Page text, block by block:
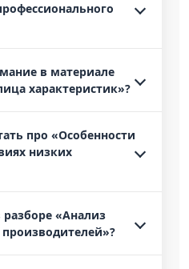
в материале
характеристик»?
про «Особенности
низких
разборе «Анализ